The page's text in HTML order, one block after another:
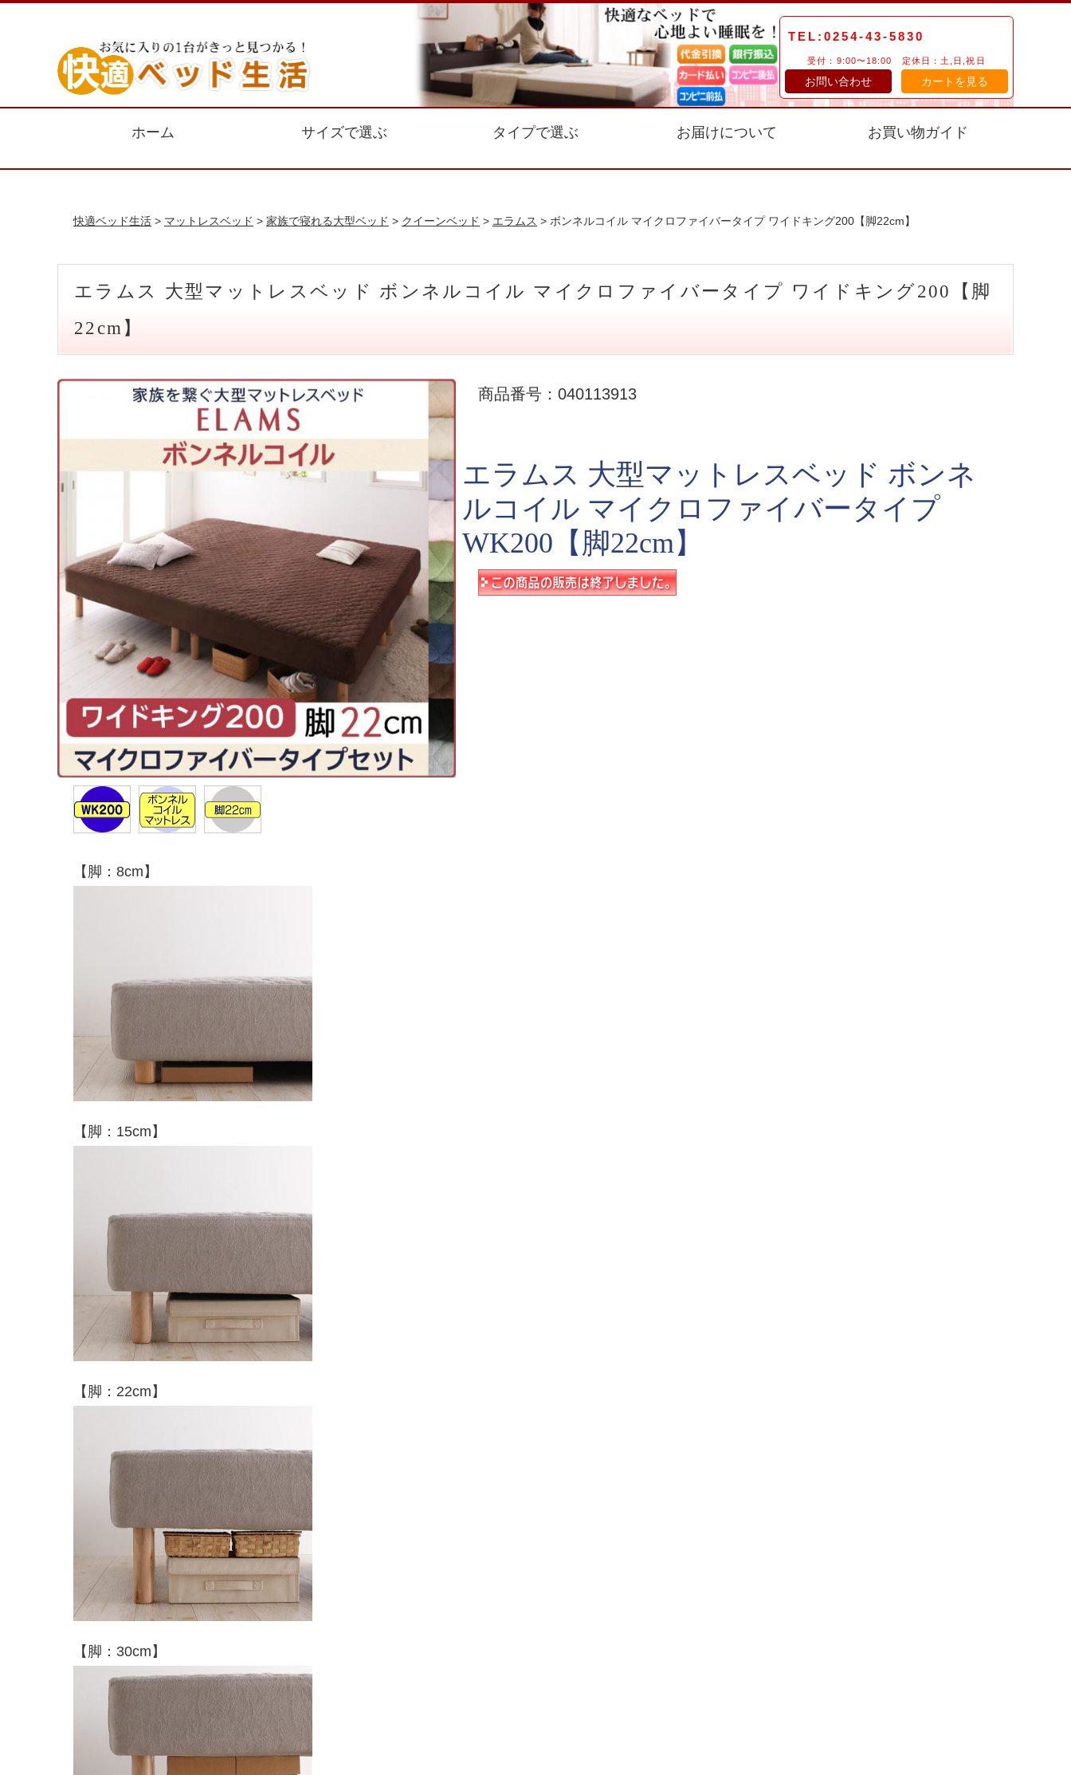
TEL:0254-43-5830
受付：9:00〜18:00 定休日：土,日,祝日
お問い合わせ カートを見る
ホーム サイズで選ぶ タイプで選ぶ お届けについて お買い物ガイド
快適ベッド生活 > マットレスベッド > 家族で寝れる大型ベッド > クイーンベッド > エラムス > ボンネルコイル マイクロファイバータイプ ワイドキング200【脚22cm】
エラムス 大型マットレスベッド ボンネルコイル マイクロファイバータイプ ワイドキング200【脚
22cm】
【脚：8cm】
【脚：15cm】
【脚：22cm】
【脚：30cm】
商品番号：040113913
エラムス 大型マットレスベッド ボンネ
ルコイル マイクロファイバータイプ
WK200【脚22cm】